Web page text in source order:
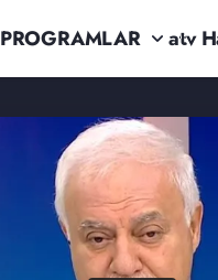
PROGRAMLAR atv